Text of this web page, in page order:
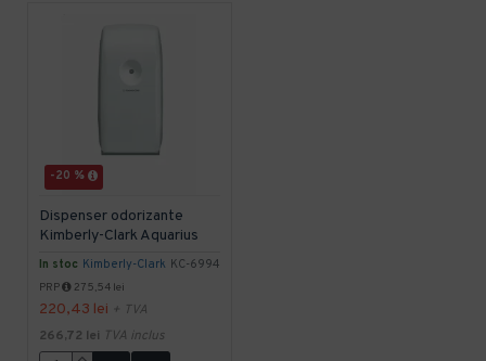
-20 %
In stoc Kimberly-Clark KC-6994
Dispenser odorizante
Kimberly-Clark Aquarius
PRP 275,54 lei
220,43 lei + TVA
266,72 lei TVA inclus